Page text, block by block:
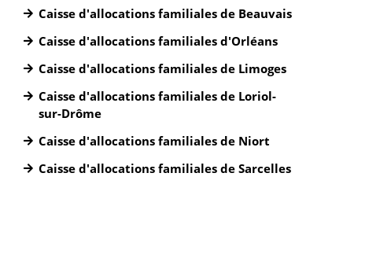
Caisse d'allocations familiales de Beauvais
Caisse d'allocations familiales d'Orléans
Caisse d'allocations familiales de Limoges
Caisse d'allocations familiales de Loriol-
sur-Drôme
Caisse d'allocations familiales de Niort
Caisse d'allocations familiales de Sarcelles